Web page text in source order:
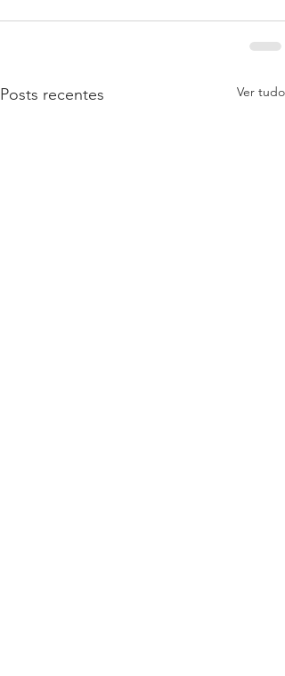
Posts recentes Ver tudo